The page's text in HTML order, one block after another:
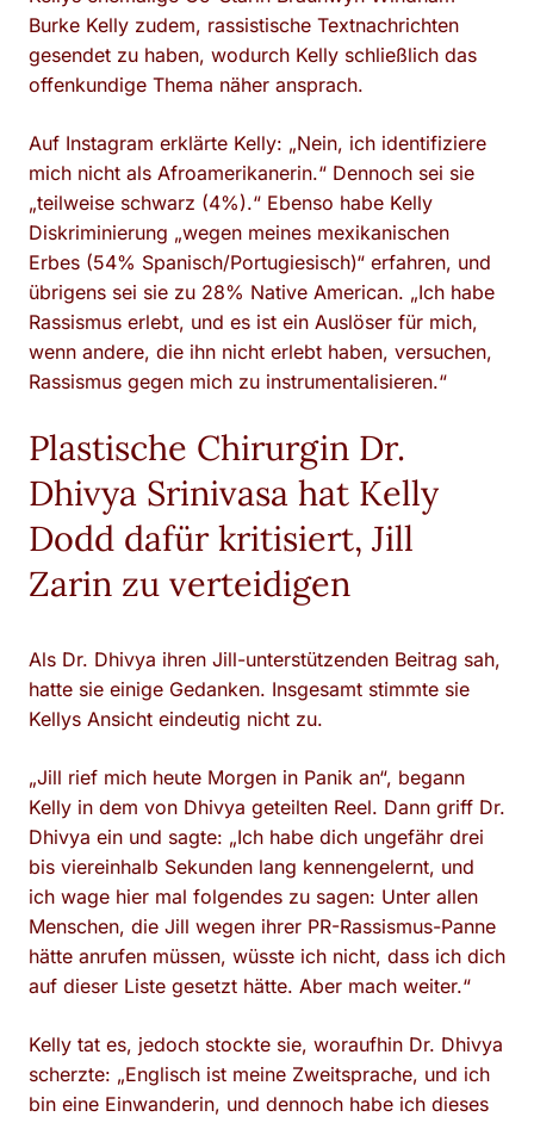
Burke Kelly zudem, rassistische Textnachrichten
gesendet zu haben, wodurch Kelly schließlich das
offenkundige Thema näher ansprach.
Auf Instagram erklärte Kelly: „Nein, ich identifiziere
mich nicht als Afroamerikanerin.“ Dennoch sei sie
„teilweise schwarz (4%).“ Ebenso habe Kelly
Diskriminierung „wegen meines mexikanischen
Erbes (54% Spanisch/Portugiesisch)“ erfahren, und
übrigens sei sie zu 28% Native American. „Ich habe
Rassismus erlebt, und es ist ein Auslöser für mich,
wenn andere, die ihn nicht erlebt haben, versuchen,
Rassismus gegen mich zu instrumentalisieren.“
Plastische Chirurgin Dr.
Dhivya Srinivasa hat Kelly
Dodd dafür kritisiert, Jill
Zarin zu verteidigen
Als Dr. Dhivya ihren Jill-unterstützenden Beitrag sah,
hatte sie einige Gedanken. Insgesamt stimmte sie
Kellys Ansicht eindeutig nicht zu.
„Jill rief mich heute Morgen in Panik an“, begann
Kelly in dem von Dhivya geteilten Reel. Dann griff Dr.
Dhivya ein und sagte: „Ich habe dich ungefähr drei
bis viereinhalb Sekunden lang kennengelernt, und
ich wage hier mal folgendes zu sagen: Unter allen
Menschen, die Jill wegen ihrer PR-Rassismus-Panne
hätte anrufen müssen, wüsste ich nicht, dass ich dich
auf dieser Liste gesetzt hätte. Aber mach weiter.“
Kelly tat es, jedoch stockte sie, woraufhin Dr. Dhivya
scherzte: „Englisch ist meine Zweitsprache, und ich
bin eine Einwanderin, und dennoch habe ich dieses